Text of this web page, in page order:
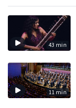
43 min
11 min